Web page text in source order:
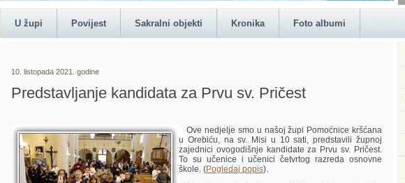
U župi Povijest Sakralni objekti Kronika Foto albumi
10. listopada 2021. godine
Predstavljanje kandidata za Prvu sv. Pričest
Ove nedjelje smo u našoj župi Pomoćnice kršćana
u Orebiću, na sv. Misi u 10 sati, predstavili župnoj
zajednici ovogodišnje kandidate za Prvu sv. Pričest.
To su učenice i učenici četvrtog razreda osnovne
škole. (Pogledaj popis).